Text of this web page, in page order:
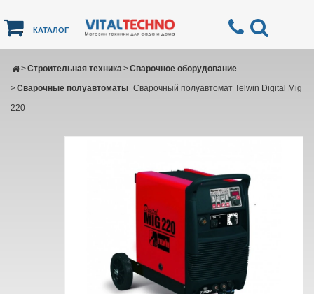
КАТАЛОГ
Строительная техника
> Сварочное оборудование
>
Сварочные полуавтоматы
>
Сварочный полуавтомат Telwin Digital Mig
220